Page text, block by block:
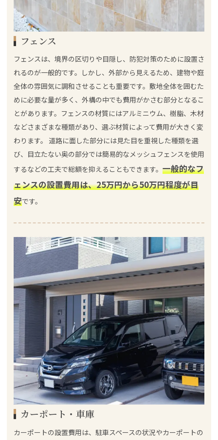
フェンス
フェンスは、境界の区切りや目隠し、防犯対策のために設置さ
れるのが一般的です。しかし、外部から見えるため、建物や庭
全体の雰囲気に調和させることも重要です。敷地全体を囲むた
めに必要な量が多く、外構の中でも費用がかさむ部分となるこ
とがあります。フェンスの材質にはアルミニウム、樹脂、木材
などさまざまな種類があり、選ぶ材質によって費用が大きく変
わります。 道路に面した部分には見た目を重視した種類を選
び、目立たない奥の部分では簡易的なメッシュフェンスを使用
するなどの工夫で総額を抑えることもできます。 一般的なフ
ェンスの設置費用は、25万円から50万円程度が目
安です。
カーポート・車庫
カーポートの設置費用は、駐車スペースの状況やカーポートの